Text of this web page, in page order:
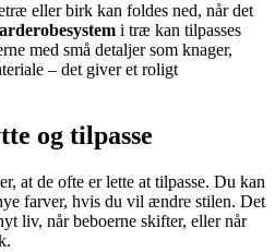
eller birk kan foldes ned, når det
i træ kan tilpasses
med små detaljer som knager,
– det giver et roligt
og tilpasse
at de ofte er lette at tilpasse. Du kan
farver, hvis du vil ændre stilen. Det
liv, når beboerne skifter, eller når